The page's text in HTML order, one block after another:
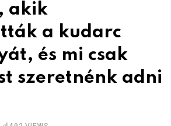
akik
a kudarc
és mi csak
szeretnénk adni